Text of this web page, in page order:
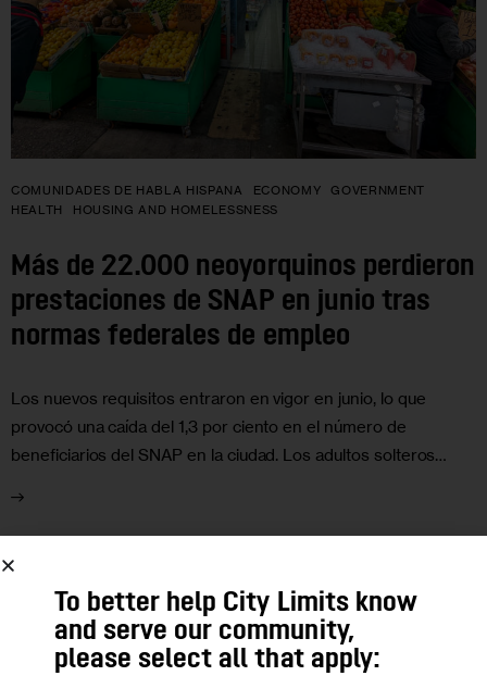
COMUNIDADES DE HABLA HISPANA ECONOMY
GOVERNMENT
HEALTH
HOUSING AND HOMELESSNESS
Más de 22.000 neoyorquinos perdieron
prestaciones de SNAP en junio tras
normas federales de empleo
Los nuevos requisitos entraron en vigor en junio, lo que
provocó una caída del 1,3 por ciento en el número de
beneficiarios del SNAP en la ciudad. Los adultos solteros…
To better help City Limits know
and serve our community,
please select all that apply: